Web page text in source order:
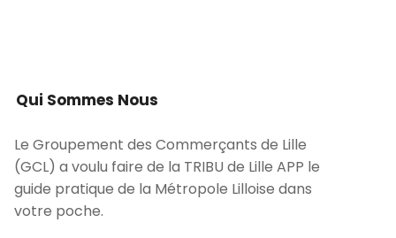
Qui Sommes Nous
Le Groupement des Commerçants de Lille
(GCL) a voulu faire de la TRIBU de Lille APP le
guide pratique de la Métropole Lilloise dans
votre poche.